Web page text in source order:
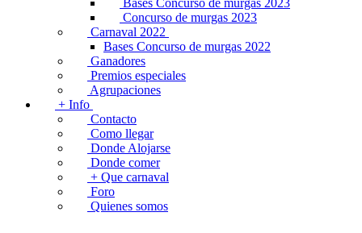
Bases Concurso de murgas 2023
Concurso de murgas 2023
Carnaval 2022
Bases Concurso de murgas 2022
Ganadores
Premios especiales
Agrupaciones
+ Info
Contacto
Como llegar
Donde Alojarse
Donde comer
+ Que carnaval
Foro
Quienes somos